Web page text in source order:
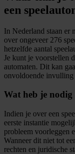
een
In Nederland staan er
over ongeveer 276
hetzelfde aantal
Je kunt je voorstellen
automaten. Dit kan
onvoldoende invulling
Wat heb je
Indien je over een
eerste instantie
probleem voorleggen
Wanneer dit niet tot
rechten en juridische